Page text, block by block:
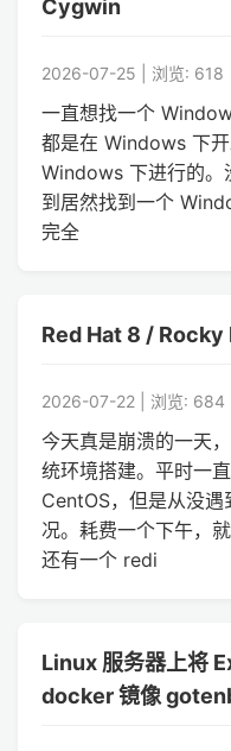
Cygwin
2026-07-25 | 浏览: 618
一直想找一个
都是在 Windows 下
Windows 下进行的。
到居然找到一个
完全
Red Hat 8 / Rocky
2026-07-22 | 浏览: 684
今天真是崩溃的一天
统环境搭建。平时一
CentOS，但是从没
况。耗费一个下午，
还有一个 redi
Linux 服务器上将
docker 镜像